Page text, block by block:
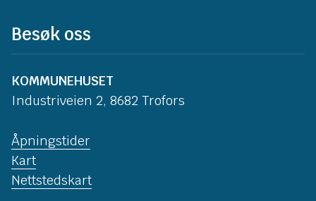
Besøk oss
KOMMUNEHUSET
Industriveien 2, 8682 Trofors
Åpningstider
Kart
Nettstedskart